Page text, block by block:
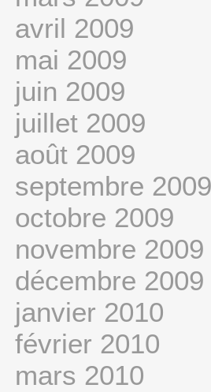
avril 2009
mai 2009
juin 2009
juillet 2009
août 2009
septembre 2009
octobre 2009
novembre 2009
décembre 2009
janvier 2010
février 2010
mars 2010